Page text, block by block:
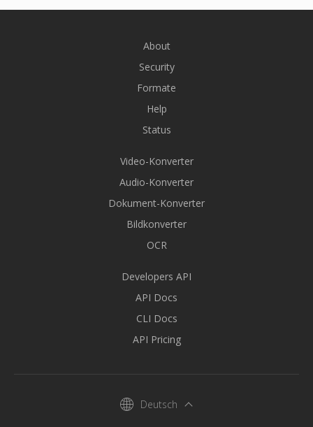
About
Security
Formate
Help
Status
Video-Konverter
Audio-Konverter
Dokument-Konverter
Bildkonverter
OCR
Developers API
API Docs
CLI Docs
API Pricing
Deutsch